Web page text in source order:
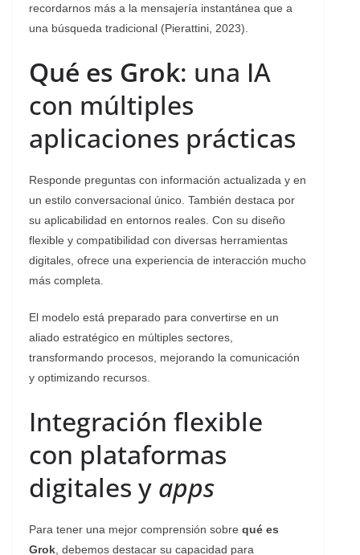
recordarnos más a la mensajería instantánea que a
una búsqueda tradicional (Pierattini, 2023).
Qué es Grok: una IA
con múltiples
aplicaciones prácticas
Responde preguntas con información actualizada y en
un estilo conversacional único. También destaca por
su aplicabilidad en entornos reales. Con su diseño
flexible y compatibilidad con diversas herramientas
digitales, ofrece una experiencia de interacción mucho
más completa.
El modelo está preparado para convertirse en un
aliado estratégico en múltiples sectores,
transformando procesos, mejorando la comunicación
y optimizando recursos.
Integración flexible
con plataformas
digitales y apps
Para tener una mejor comprensión sobre qué es
Grok , debemos destacar su capacidad para